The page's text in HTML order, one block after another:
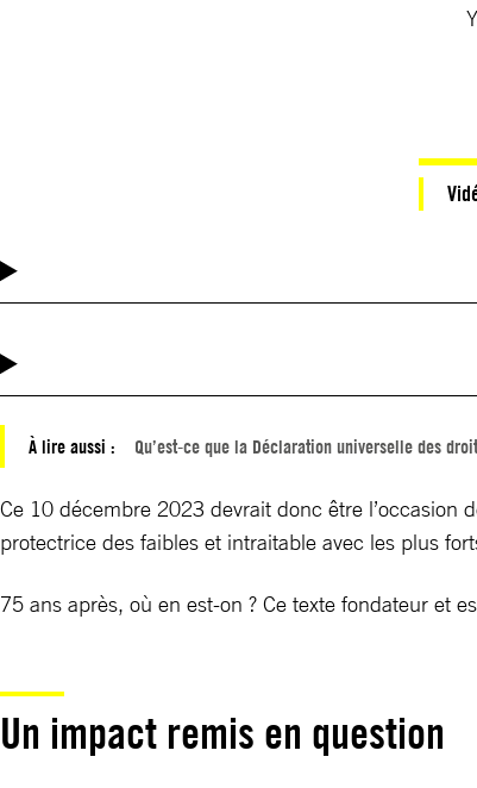
À lire aussi : Qu’est-ce que la Déclaration universelle des
Ce 10 décembre 2023 devrait donc être l’occasion
protectrice des faibles et intraitable avec les plus
75 ans après, où en est-on ? Ce texte fondateur et
Un impact remis en question